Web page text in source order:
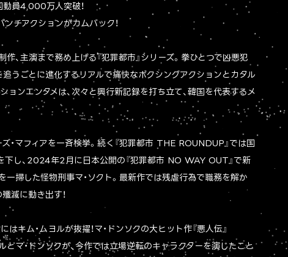
員4,000万人突破！
チアクションがカムバック！
、主演まで務め上げる『犯罪都市』シリーズ。拳ひとつで凶悪犯
うごとに進化するリアルで痛快なボクシングアクションとカタル
ョンエンタメは、次々と興行新記録を打ち立て、韓国を代表するメ
・マフィアを一斉検挙。続く『犯罪都市 THE ROUNDUP』では国
下し、2024年2月に日本公開の『犯罪都市 NO WAY OUT』で新
掃した怪物刑事マ・ソクト。最新作では残虐行為で職務を解か
滅に動き出す！
キム・ムヨルが抜擢！マ・ドンソクの大ヒット作『悪人伝』
とマ・ドンソクが、今作では立場逆転のキャラクターを演じたこと